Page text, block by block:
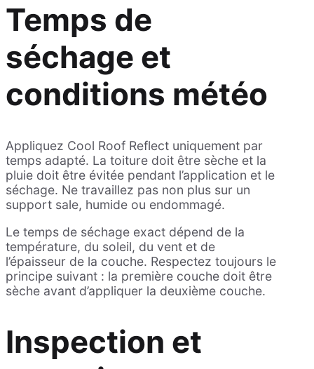
Temps de
séchage et
conditions météo
Appliquez Cool Roof Reflect uniquement par
temps adapté. La toiture doit être sèche et la
pluie doit être évitée pendant l’application et le
séchage. Ne travaillez pas non plus sur un
support sale, humide ou endommagé.
Le temps de séchage exact dépend de la
température, du soleil, du vent et de
l’épaisseur de la couche. Respectez toujours le
principe suivant : la première couche doit être
sèche avant d’appliquer la deuxième couche.
Inspection et